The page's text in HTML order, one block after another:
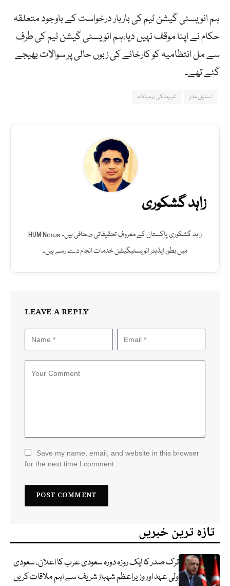
ہم انویسٹی گیشن ٹیم کی باربار درخواست کے باوجود متعلقہ
حکام نے اپنا موقف نہیں دیا،ہم انویسٹی گیشن ٹیم کی طرف
سے مل انتظامیہ کو کارخانے کی زبوں حالی پر سوالات بھیجے
گئے تھے۔
اسٹیل ملز غیرملکی زرمبادلہ
زاہد گشکوری
زاہد گشکوری پاکستان کے معروف تحقیقاتی صحافی ہیں۔ HUM News
میں بطور ایڈیٹر انویسٹیگیشن خدمات انجام دے رہے ہیں۔
LEAVE A REPLY
Save my name, email, and website in this browser
for the next time I comment.
تازہ ترین خبریں
ترک صدر کا ایک روزہ دورہ سعودی عرب کا اعلان، سعودی
ولی عہد اور وزیراعظم شہباز شریف سے اہم ملاقات کریں